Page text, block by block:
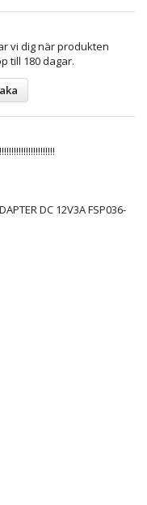
vi dig när produkten
till 180 dagar.
DC 12V3A FSP036-